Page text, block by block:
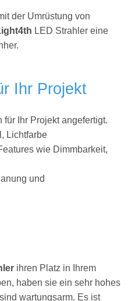
der Umrüstung von
LED Strahler eine
Ihr Projekt
für Ihr Projekt angefertigt.
Lichtfarbe
wie Dimmbarkeit,
und
ihren Platz in Ihrem
haben sie ein sehr hohes
wartungsarm. Es ist